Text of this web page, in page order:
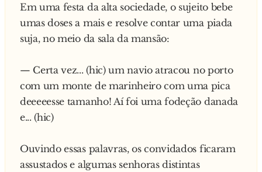
até chegarmos à Europa... Ainda falta muito?
— Não sei, moça. Mas, pelo que me consta, esta
Um dos marinheiros vai e diz:
- É gente, o nosso caso é serio. Nós não sabemos
onde estamos, e esse babaca aí não sabe nem
Em uma festa da alta sociedade, o sujeito bebe
umas doses a mais e resolve contar uma piada
suja, no meio da sala da mansão:
— Certa vez... (hic) um navio atracou no porto
com um monte de marinheiro com uma pica
deeeeesse tamanho! Aí foi uma fodeção danada
e... (hic)
Ouvindo essas palavras, os convidados ficaram
assustados e algumas senhoras distintas